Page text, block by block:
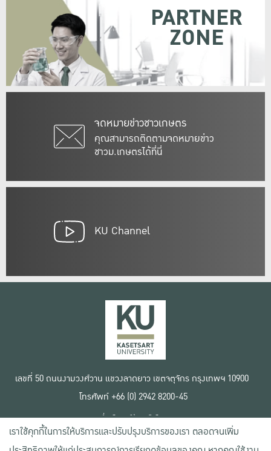
จดหมายข่าวชาวเกษตร
คุณสามารถติดตามจดหมายข่าว
ชาวม.เกษตรได้ที่นี่
PARTNER
ZONE
KU Channel
เลขที่ 50 ถนนงามวงศ์วาน แขวงลาดยาว เขตจตุจักร กรุงเทพฯ 10900
โทรศัพท์ +66 (0) 2942 8200-45
เงื่อนไขการใช้งานเว็บไซต์
ข้อตกลงด้านสิทธิ์ใช้งาน
นโยบายความเป็นส่วนตัว
เราใช้คุกกี้ในการให้บริการและปรับปรุงบริการของเรา ตลอดจนเพิ่ม